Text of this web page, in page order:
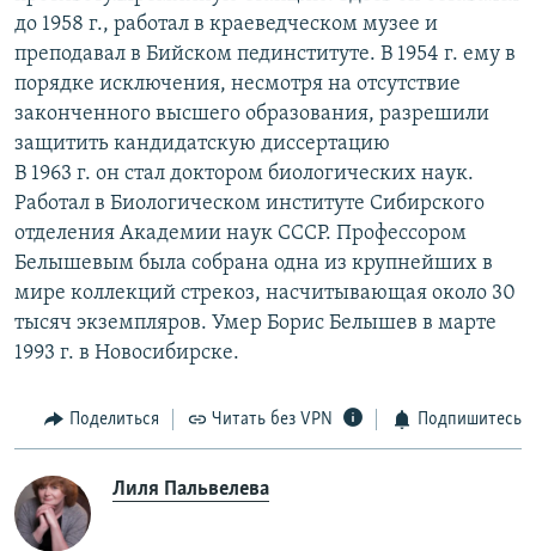
до 1958 г., работал в краеведческом музее и
преподавал в Бийском пединституте. В 1954 г. ему в
порядке исключения, несмотря на отсутствие
законченного высшего образования, разрешили
защитить кандидатскую диссертацию
В 1963 г. он стал доктором биологических наук.
Работал в Биологическом институте Сибирского
отделения Академии наук СССР. Профессором
Белышевым была собрана одна из крупнейших в
мире коллекций стрекоз, насчитывающая около 30
тысяч экземпляров. Умер Борис Белышев в марте
1993 г. в Новосибирске.
Поделиться Читать без VPN Подпишитесь
Лиля Пальвелева